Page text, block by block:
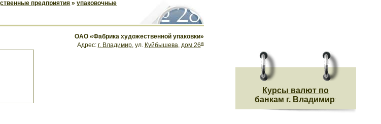
предприятия »упаковочные
ОАО «Фабрика художественной упаковки»
Адрес: г. Владимир, ул. Куйбышева, дом 26а
Курсы валют по
банкам г. Владимир: